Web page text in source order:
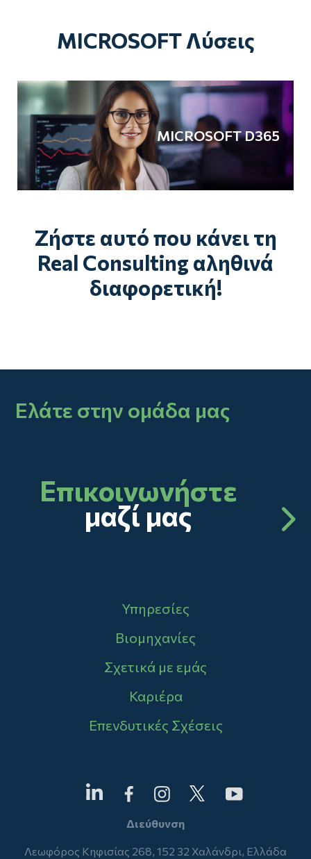
MICROSOFT Λύσεις
MICROSOFT D365
Ζήστε αυτό που κάνει τη
Real Consulting αληθινά
διαφορετική!
Ελάτε στην ομάδα μας
Επικοινωνήστε
μαζί μας
Υπηρεσίες
Βιομηχανίες
Σχετικά με εμάς
Καριέρα
Επενδυτικές Σχέσεις
Διεύθυνση
Λεωφόρος Κηφισίας 268, 152 32 Χαλάνδρι, Ελλάδα